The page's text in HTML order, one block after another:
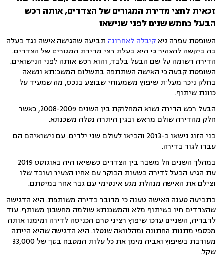
זכאית לחצי מדירת המגורים של הצדדים, אותה רכש
הבעל כחמש שנים לפני שנישאו
השופטת עפרה גיאקיבלה לאחרונה תביעה שהגישה אישה נגד בעלה
בה ביקשה להצהיר כי היא בעלת חצי מדירת המגורים של הצדדים.
הדירה רשומה על שם הבעל בלבד, והוא רכש אותה לפני הנישואים.
השופטת קבעה כי האישה השתתפה בתשלום המשכנתא ונשאה
בחלק ניכר מעלות שיפוץ משמעותי שבוצע בנכס, מה שמעיד על
כוונת שיתוף.
הבעל רכש הדירה נשוא המחלוקת בין השנים 2008-2009, כאשר
חלק מהדירה שולם מראש ובגין היתרה נטלה משכנתא.
בני הזוג נישאו ב-2013 והביאו לעולם שני ילדים. עם נישואיהם הם
עברו לגור בדירה.
במהלך השנים חל משבר בין הצדדים כששיאו היה באוגוסט 2019
עת הגיע הבעל לדירה בשעות הבוקר עם אחיו הצעיר ועובד שלו
וצילם את האישה מנהלת מגע אינטימי עם גבר אחר במיטתם.
בתביעה טענה האישה טענה כי מדובר בדירה משותפת. היא הדגישה
שהצדדים חיו בשיתוף מלא והמשכנתא שולמה מחשבון משותף. עוד
לדבריה, השניים ערכו שיפוץ רציני טרם הכניסה לדירה ומימנו אותה
מכספי מתנות החתונה ומהלוואה שנטלו. היא הדגישה שהיא הייתה
מעורבת בשיפוץ ואביה מימן את כל עלות המטבח בסך של 33,000
שקל.